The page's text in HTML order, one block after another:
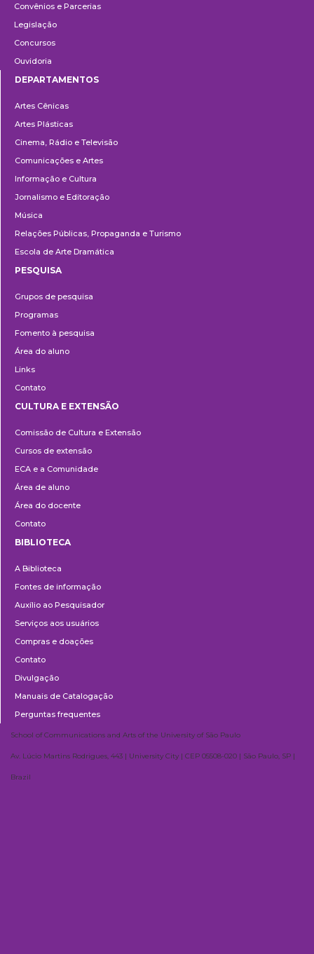
Convênios e Parcerias
Legislação
Concursos
Ouvidoria
DEPARTAMENTOS
Artes Cênicas
Artes Plásticas
Cinema, Rádio e Televisão
Comunicações e Artes
Informação e Cultura
Jornalismo e Editoração
Música
Relações Públicas, Propaganda e Turismo
Escola de Arte Dramática
PESQUISA
Grupos de pesquisa
Programas
Fomento à pesquisa
Área do aluno
Links
Contato
e
Extensão
CULTURA E EXTENSÃO
Comissão de Cultura e Extensão
Cursos de extensão
ECA e a Comunidade
Área de aluno
Área do docente
Contato
BIBLIOTECA
A Biblioteca
Fontes de informação
Auxílio ao Pesquisador
Serviços aos usuários
Compras e doações
Contato
Divulgação
Manuais de Catalogação
Perguntas frequentes
School of Communications and Arts of the University of São Paulo
Av. Lúcio Martins Rodrigues, 443 | University City | CEP 05508-020 | São Paulo, SP |
Brazil